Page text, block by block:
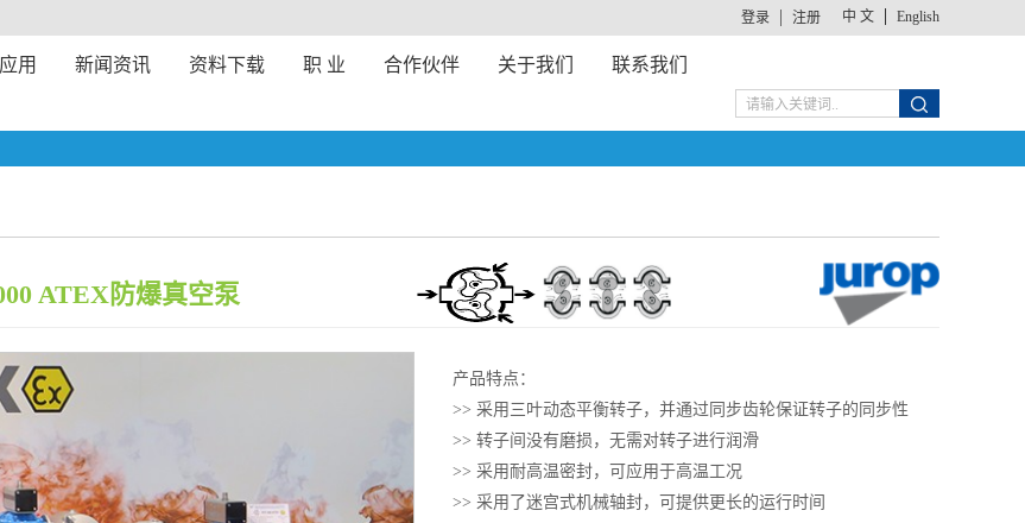
中 文 English
登录 注册
用 新闻资讯 资料下载 职 业 合作伙伴 关于我们 联系我们
ATEX防爆真空泵
产品特点：
>> 采用三叶动态平衡转子，并通过同步齿轮保证转子的同步性
>> 转子间没有磨损，无需对转子进行润滑
>> 采用耐高温密封，可应用于高温工况
>> 采用了迷宫式机械轴封，可提供更长的运行时间